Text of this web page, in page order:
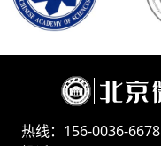
热线：156-0036-6678